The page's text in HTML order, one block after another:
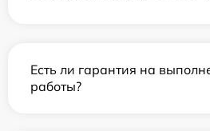
Есть ли гарантия на
работы?